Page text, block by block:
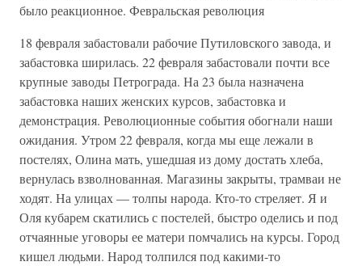
было реакционное. Февральская революция
18 февраля забастовали рабочие Путиловского завода, и
забастовка ширилась. 22 февраля забастовали почти все
крупные заводы Петрограда. На 23 была назначена
забастовка наших женских курсов, забастовка и
демонстрация. Революционные события обогнали наши
ожидания. Утром 22 февраля, когда мы еще лежали в
постелях, Олина мать, ушедшая из дому достать хлеба,
вернулась взволнованная. Магазины закрыты, трамваи не
ходят. На улицах — толпы народа. Кто-то стреляет. Я и
Оля кубарем скатились с постелей, быстро оделись и под
отчаянные уговоры ее матери помчались на курсы. Город
кишел людьми. Народ толпился под какими-то